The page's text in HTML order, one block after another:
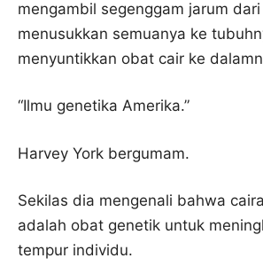
mengambil segenggam jarum
menusukkan semuanya ke
menyuntikkan obat cair ke
“Ilmu genetika Amerika.”
Harvey York bergumam.
Sekilas dia mengenali bahwa
adalah obat genetik untuk
tempur individu.